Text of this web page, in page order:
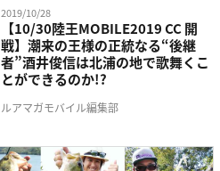
2019/10/28
【10/30陸王MOBILE2019 CC 開
戦】潮来の王様の正統なる“後継
者”酒井俊信は北浦の地で歌舞くこ
とができるのか!?
ルアマガモバイル編集部